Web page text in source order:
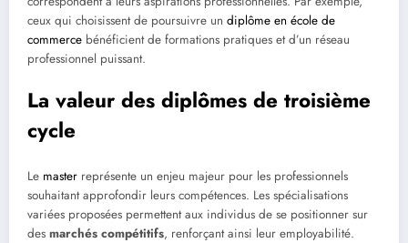
ceux qui choisissent de poursuivre un diplôme en école de
commerce bénéficient de formations pratiques et d’un réseau
professionnel puissant.
La valeur des diplômes de troisième
cycle
Le master représente un enjeu majeur pour les professionnels
souhaitant approfondir leurs compétences. Les spécialisations
variées proposées permettent aux individus de se positionner sur
des marchés compétitifs, renforçant ainsi leur employabilité.